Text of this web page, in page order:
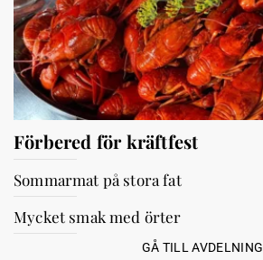
Förbered för kräftfest
Sommarmat på stora fat
Mycket smak med örter
GÅ TILL AVDELNING